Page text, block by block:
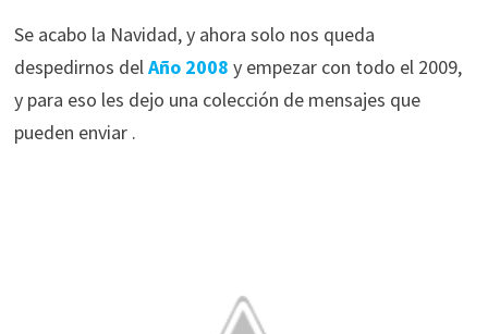
Se acabo la Navidad, y ahora solo nos queda
despedirnos delAño 2008 y empezar con todo el 2009,
y para eso les dejo una colección de mensajes que
pueden enviar .